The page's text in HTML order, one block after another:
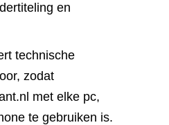
en
technische
zodat
met elke pc,
te gebruiken is.